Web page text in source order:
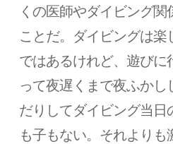
くの医師やダイビング
ことだ。ダイビングは楽
ではあるけれど、遊びに
って夜遅くまで夜ふかし
だりしてダイビング当日
も子もない。それよりも